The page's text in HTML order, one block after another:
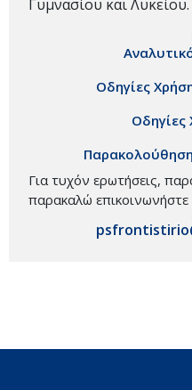
Γυμνασίου και Λυκείου.
Οδηγίες
Οδηγίες
Για τυχόν ερωτήσεις,
παρακαλώ